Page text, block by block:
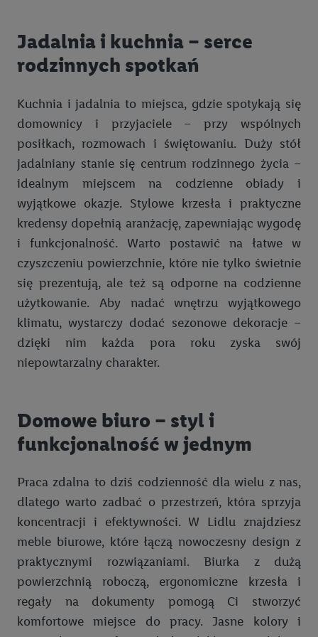
Jadalnia i kuchnia – serce
rodzinnych spotkań
Kuchnia i jadalnia to miejsca, gdzie spotykają się
domownicy i przyjaciele – przy wspólnych
posiłkach, rozmowach i świętowaniu. Duży stół
jadalniany stanie się centrum rodzinnego życia –
idealnym miejscem na codzienne obiady i
wyjątkowe okazje. Stylowe krzesła i praktyczne
kredensy dopełnią aranżację, zapewniając wygodę
i funkcjonalność. Warto postawić na łatwe w
czyszczeniu powierzchnie, które nie tylko świetnie
się prezentują, ale też są odporne na codzienne
użytkowanie. Aby nadać wnętrzu wyjątkowego
klimatu, wystarczy dodać sezonowe dekoracje –
dzięki nim każda pora roku zyska swój
niepowtarzalny charakter.
Domowe biuro – styl i
funkcjonalność w jednym
Praca zdalna to dziś codzienność dla wielu z nas,
dlatego warto zadbać o przestrzeń, która sprzyja
koncentracji i efektywności. W Lidlu znajdziesz
meble biurowe, które łączą nowoczesny design z
praktycznymi rozwiązaniami. Biurka z dużą
powierzchnią roboczą, ergonomiczne krzesła i
regały na dokumenty pomogą Ci stworzyć
komfortowe miejsce do pracy. Jasne kolory i
Państwa gospodarstwa domowego. Jeśli są Państwo
uczestnikami programu Lidl Plus, dane dotyczące Państwa
zachowań zakupowych w sklepie będą również przetwarzane
w tych celach. Ponadto dane dotyczące Państwa zachowań
zakupowych w usługach Lidl zostaną udostępnione jednemu z
wyżej wymienionych partnerów, aby mógł on analizować
statystyki kampanii reklamowych swoich klientów
jako
niezależny administrator danych.
Tworzenie spersonalizowanych reklam opiera się na
generowaniu profili, które są również wzbogacane o dane z
innych usług. Obejmuje to łączenie danych (np. dotyczących
korzystania z usług Lidl, zachowań zakupowych w usługach
Lidl, informacji z konta klienta - np. wieku lub płci - a także
dokładnych danych dotyczących lokalizacji), również przez
różne urządzenia końcowe i usługi Lidl, w tym
przechowywanie lub uzyskiwanie dostępu do informacji na
urządzeniach końcowych w celu tworzenia grup docelowych
(tzw. segmentów). W związku z personalizacją treści
marketingowych, przetwarzanie odbywa się również w celu
bezpieczeństwa technicznego i optymalizacji wyświetlania
konkretnych treści.
utworzy konto Lidl Plus lub zaloguje się na istniejące konto
Lidl Plus, możemy również użyć podanego tam adresu e-mail
jako współadministratorzy - wspólnie z jednym z wyżej
wymienionych partnerów w celu utworzenia specjalnego
identyfikatora internetowego (tzw. EUID), który możemy
następnie wykorzystać w podobny sposób jak poniżej opisany
identyfikator Utiq SA/NV ("Utiq"), aby rozpoznać użytkownika
w usługach świadczonych przez podmioty trzecie i wyświetlać
mu spersonalizowane reklamy. W tym celu my i jeden z innych